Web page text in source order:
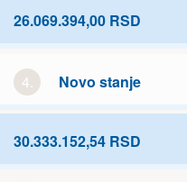
26.069.394,00 RSD
4. Novo stanje
30.333.152,54 RSD